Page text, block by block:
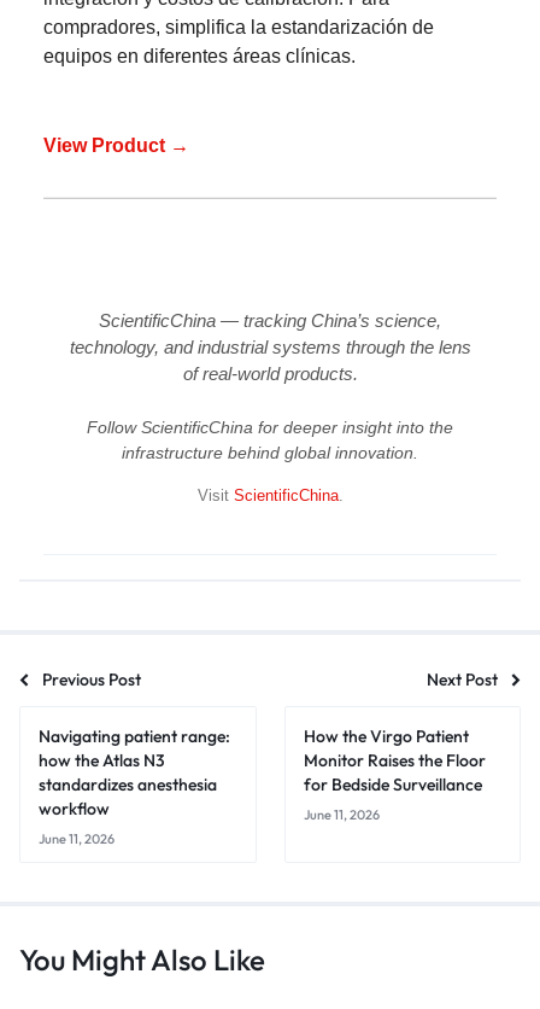
compradores, simplifica la estandarización de
equipos en diferentes áreas clínicas.
View Product →
ScientificChina — tracking China’s science,
technology, and industrial systems through the lens
of real-world products.
Follow ScientificChina for deeper insight into the
infrastructure behind global innovation.
Visit ScientificChina.
Previous Post Next Post
Navigating patient range:
how the Atlas N3
standardizes anesthesia
workflow
June 11, 2026
How the Virgo Patient
Monitor Raises the Floor
for Bedside Surveillance
June 11, 2026
You Might Also Like